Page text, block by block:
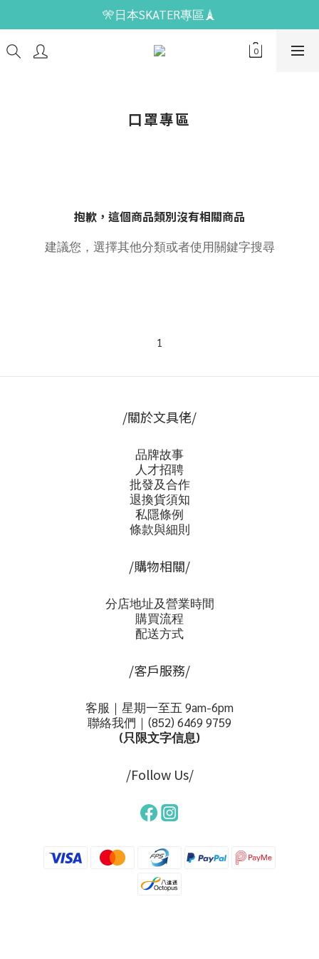
🎌日本SKATER專區🗼
口罩專區
抱歉，這個商品類別沒有相關商品
建議您，選擇其他分類或者使用關鍵字搜尋
1
/關於文具佬/
品牌故事
人才招聘
批發及合作
退換貨須知
私隱條例
條款與細則
/購物相關/
分店地址及營業時間
購買流程
配送方式
/客戶服務/
客服｜星期一至五 9am-6pm
聯絡我們｜(852) 6469 9759
(只限文字信息)
/Follow Us/